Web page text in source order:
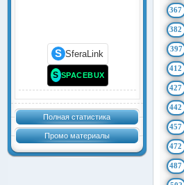
S SferaLink
S SPACEBUX
Полная статистика
Промо материалы
367
382
397
412
427
442
457
472
487